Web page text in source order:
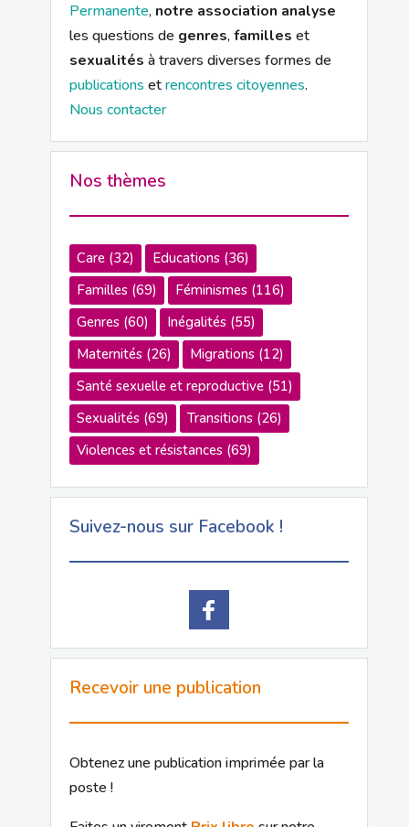
Permanente, notre association analyse
les questions de genres,familles et
sexualités à travers diverses formes de
publications etrencontres citoyennes.
Nous contacter
Nos thèmes
Care(32) Educations(36)
Familles(69) Féminismes(116)
Genres(60) Inégalités(55)
Maternités(26) Migrations(12)
Santé sexuelle et reproductive(51)
Sexualités(69) Transitions(26)
Violences et résistances(69)
Suivez-nous sur Facebook !
Recevoir une publication
Obtenez une publication imprimée par la
poste !